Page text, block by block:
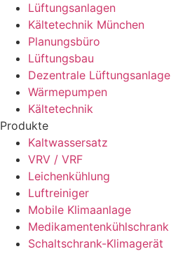
Lüftungsanlagen
Kältetechnik München
Planungsbüro
Lüftungsbau
Dezentrale Lüftungsanlage
Wärmepumpen
Kältetechnik
Produkte
Kaltwassersatz
VRV / VRF
Leichenkühlung
Luftreiniger
Mobile Klimaanlage
Medikamentenkühlschrank
Schaltschrank-Klimagerät